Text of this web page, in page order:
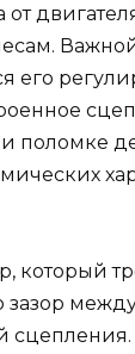
его
поломке
который
зазор